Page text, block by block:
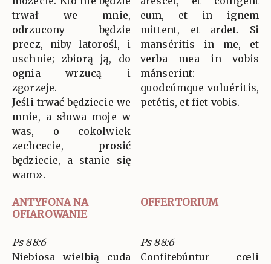
trwał we mnie,
odrzucony będzie
precz, niby latorośl, i
uschnie; zbiorą ją, do
ognia wrzucą i
zgorzeje.
Jeśli trwać będziecie we
mnie, a słowa moje w
was, o cokolwiek
zechcecie, prosić
będziecie, a stanie się
wam».
eum, et in ignem
mittent, et ardet. Si
manséritis in me, et
verba mea in vobis
mánserint:
quodcúmque voluéritis,
petétis, et fiet vobis.
ANTYFONA NA
OFIAROWANIE
OFFERTORIUM
Ps 88:6
Niebiosa wielbią cuda
Ps 88:6
Confitebúntur cœli